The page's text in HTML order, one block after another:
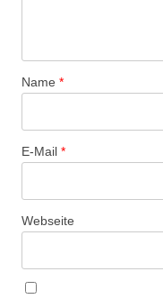
Name *
E-Mail *
Webseite